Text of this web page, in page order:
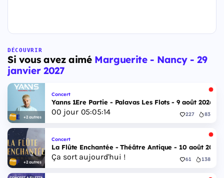
DÉCOUVRIR
Si vous avez aimé Marguerite - Nancy - 29
janvier 2027
+2 autres
Concert
Yanns 1Ere Partie - Palavas Les Flots - 9 août 2026
00 jour 05:05:13 227 83
+2 autres
Concert
La Flûte Enchantée - Théâtre Antique - 10 août 2026
Ça sort aujourd'hui ! 61 138